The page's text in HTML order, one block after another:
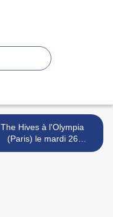
The Hives à l'Olympia
(Paris) le mardi 26
septembre >